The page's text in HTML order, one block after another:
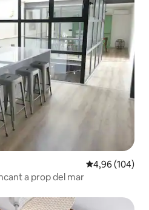
4,96 de
4,96 (104)
a prop del mar